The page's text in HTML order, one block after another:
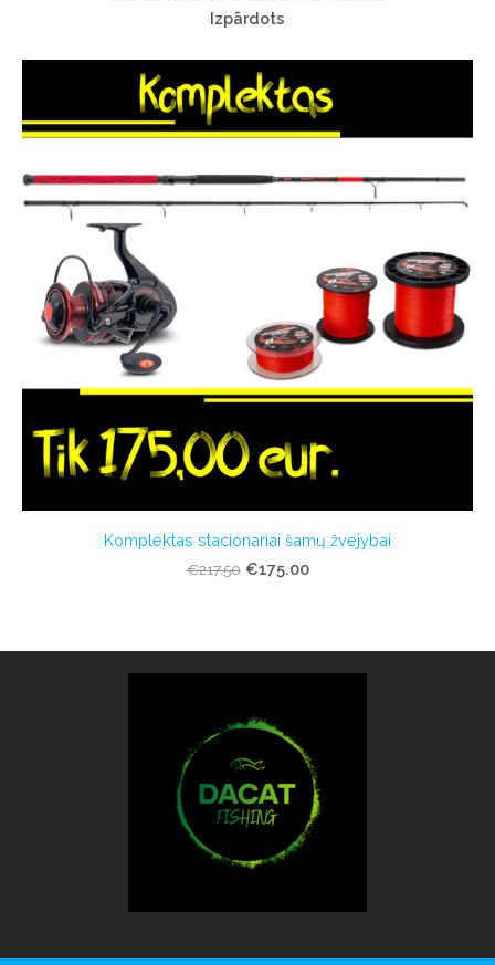
Izpārdots
Komplektas stacionariai šamų žvejybai
€217.50 €175.00